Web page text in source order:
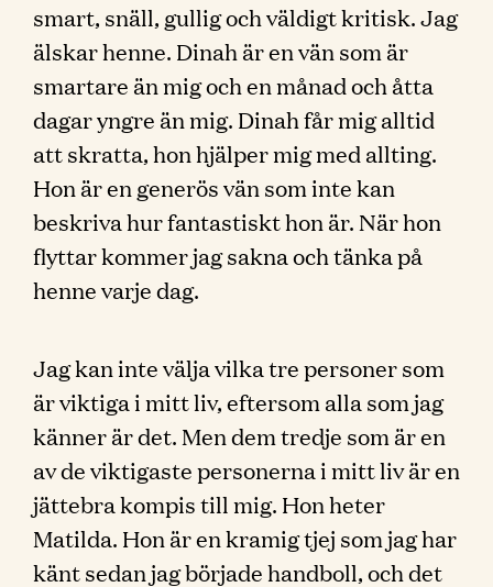
smart, snäll, gullig och väldigt kritisk. Jag
älskar henne. Dinah är en vän som är
smartare än mig och en månad och åtta
dagar yngre än mig. Dinah får mig alltid
att skratta, hon hjälper mig med allting.
Hon är en generös vän som inte kan
beskriva hur fantastiskt hon är. När hon
flyttar kommer jag sakna och tänka på
henne varje dag.
Jag kan inte välja vilka tre personer som
är viktiga i mitt liv, eftersom alla som jag
känner är det. Men dem tredje som är en
av de viktigaste personerna i mitt liv är en
jättebra kompis till mig. Hon heter
Matilda. Hon är en kramig tjej som jag har
känt sedan jag började handboll, och det